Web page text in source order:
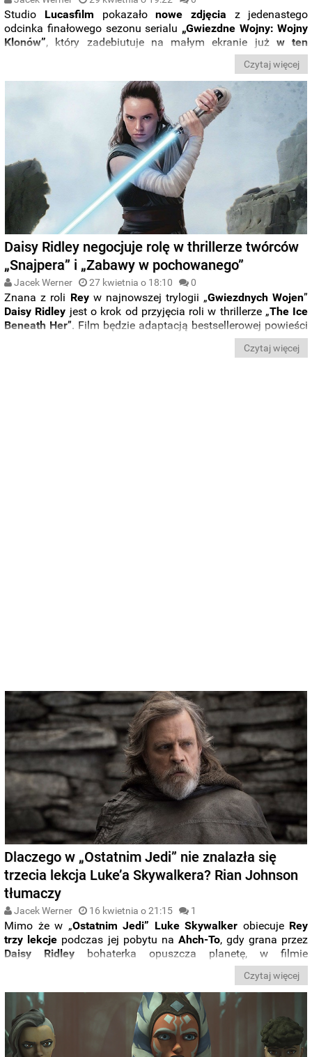
Studio Lucasfilm pokazałonowe zdjęcia z jedenastego
odcinka finałowego sezonu serialu „Gwiezdne Wojny: Wojny
Klonów”, który zadebiutuje na małym ekranie już w ten
Czytaj więcej
Daisy Ridley negocjuje rolę w thrillerze twórców
„Snajpera” i „Zabawy w pochowanego”
Jacek Werner 27 kwietnia o 18:10 0
Znana z roli Reyw najnowszej trylogii „Gwiezdnych Wojen”
Daisy Ridley jest o krok od przyjęcia roli w thrillerze „The Ice
Beneath Her”. Film będzie adaptacją bestsellerowej powieści
Czytaj więcej
Dlaczego w „Ostatnim Jedi” nie znalazła się
trzecia lekcja Luke’a Skywalkera? Rian Johnson
tłumaczy
Jacek Werner 16 kwietnia o 21:15 1
Mimo że w „Ostatnim Jedi” Luke Skywalker obiecuje Rey
trzy lekcje podczas jej pobytu na Ahch-To, gdy grana przez
Daisy Ridley bohaterka opuszcza planetę, w filmie
. Jedna ze scen została
Ostatniego Jedi
wycięta. Dlaczego? To samo pytanie zadanoreżyserowii
scenarzyście
Twitterze. Oto co miał do powiedzenia.
Czytaj więcej